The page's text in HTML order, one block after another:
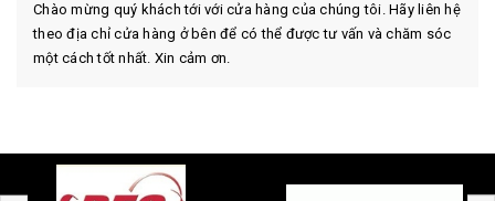
Chào mừng quý khách tới với cửa hàng của chúng tôi. Hãy liên hệ
theo địa chỉ cửa hàng ở bên để có thể được tư vấn và chăm sóc
một cách tốt nhất. Xin cảm ơn.